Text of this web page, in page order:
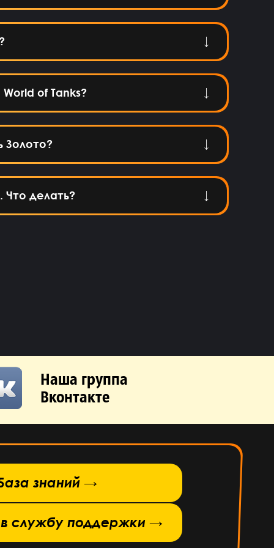
of Tanks?
Золото?
делать?
Наша группа
Вконтакте
знаний →
службу поддержки →